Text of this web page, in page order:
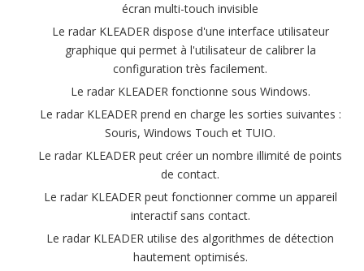
écran multi-touch invisible
Le radar KLEADER dispose d'une interface utilisateur
graphique qui permet à l'utilisateur de calibrer la
configuration très facilement.
Le radar KLEADER fonctionne sous Windows.
Le radar KLEADER prend en charge les sorties suivantes :
Souris, Windows Touch et TUIO.
Le radar KLEADER peut créer un nombre illimité de points
de contact.
Le radar KLEADER peut fonctionner comme un appareil
interactif sans contact.
Le radar KLEADER utilise des algorithmes de détection
hautement optimisés.